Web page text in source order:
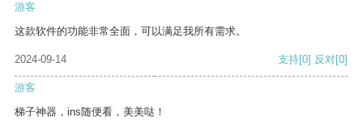
游客
这款软件的功能非常全面，可以满足我所有需求。
2024-09-14 支持[0] 反对[0]
游客
梯子神器，ins随便看，美美哒！